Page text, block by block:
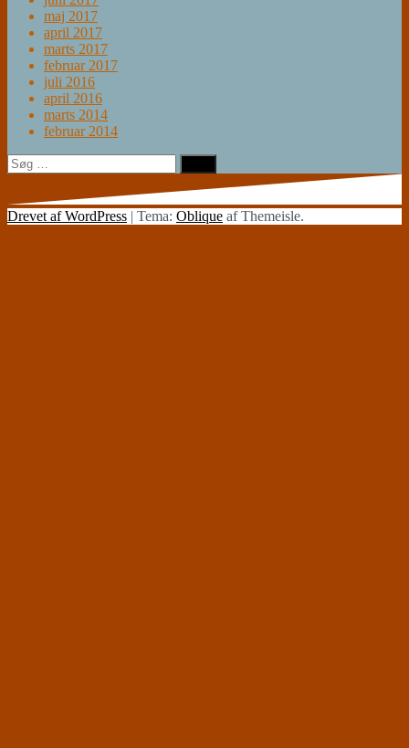
maj 2017
april 2017
marts 2017
februar 2017
juli 2016
april 2016
marts 2014
februar 2014
Søg
efter:
Drevet af WordPress | Tema: Oblique af Themeisle.